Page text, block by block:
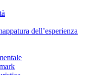
dell’esperienza